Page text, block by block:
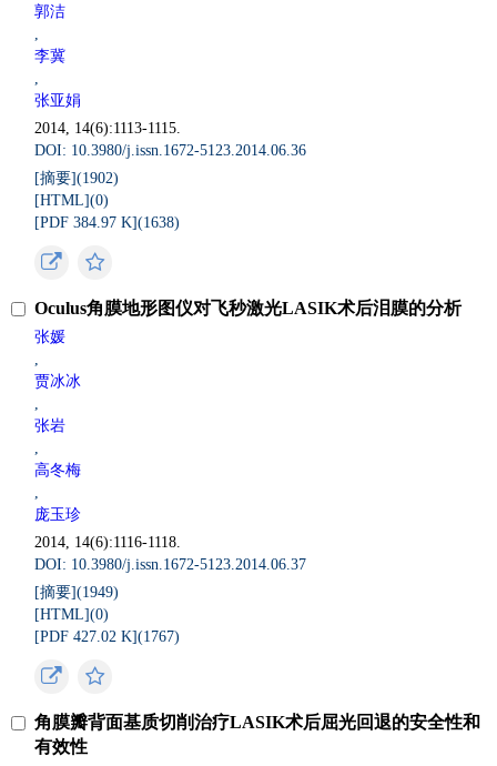
郭洁
,
李冀
,
张亚娟
2014, 14(6):1113-1115.
DOI: 10.3980/j.issn.1672-5123.2014.06.36
[摘要](1902)
[HTML](0)
[PDF 384.97 K](1638)
Oculus角膜地形图仪对飞秒激光LASIK术后泪膜的分析
张媛
,
贾冰冰
,
张岩
,
高冬梅
,
庞玉珍
2014, 14(6):1116-1118.
DOI: 10.3980/j.issn.1672-5123.2014.06.37
[摘要](1949)
[HTML](0)
[PDF 427.02 K](1767)
角膜瓣背面基质切削治疗LASIK术后屈光回退的安全性和
有效性